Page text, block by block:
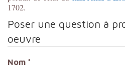
1702.
Poser une question à
oeuvre
Nom *